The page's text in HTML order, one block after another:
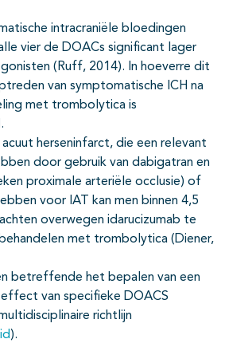
intracraniële bloedingen
vier de DOACs significant lager
(Ruff, 2014). In hoeverre dit
van symptomatische ICH na
met trombolytica is
herseninfarct, die een relevant
door gebruik van dabigatran en
proximale arteriële occlusie) of
voor IAT kan men binnen 4,5
overwegen idarucizumab te
met trombolytica (Diener,
betreffende het bepalen van een
van specifieke DOACS
richtlijn
).